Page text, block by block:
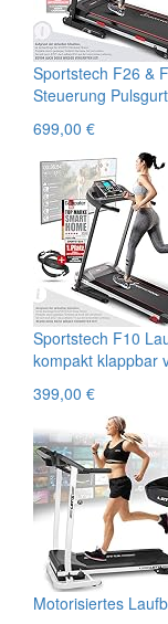
Sportstech F26 &
Steuerung
699,00 €
Sportstech F10
kompakt klappbar
399,00 €
Motorisiertes